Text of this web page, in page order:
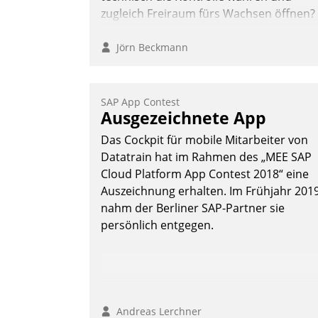
zugleich Freiraum fürs Wachsen öffnen?
Jörn Beckmann
SAP App Contest
Ausgezeichnete App
Das Cockpit für mobile Mitarbeiter von
Datatrain hat im Rahmen des „MEE SAP
Cloud Platform App Contest 2018“ eine
Auszeichnung erhalten. Im Frühjahr
nahm der Berliner SAP-Partner sie
persönlich entgegen.
Andreas Lerchner